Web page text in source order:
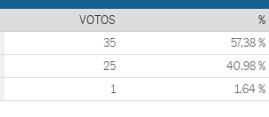
VOTOS %
35 57,38 %
25 40,98 %
1 1,64 %